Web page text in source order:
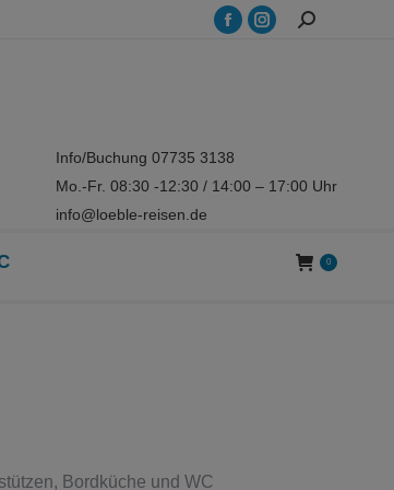
Facebook
Instagram
Search:
Info/Buchung 07735 3138
Mo.-Fr. 08:30 -12:30 / 14:00 – 17:00 Uhr
info@loeble-reisen.de
0
Bordküche und WC